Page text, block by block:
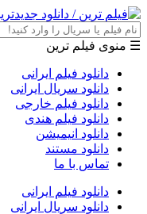
☰ منوی فیلم ترین
دانلود فیلم ایرانی
دانلود سریال ایرانی
دانلود فیلم خارجی
دانلود فیلم هندی
دانلود انیمیشن
دانلود مستند
تماس با ما
دانلود فیلم ایرانی
دانلود سریال ایرانی